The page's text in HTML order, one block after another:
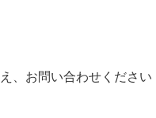
、お問い合わせください